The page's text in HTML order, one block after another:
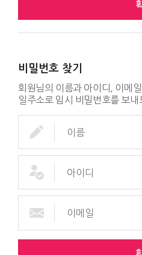
비밀번호 찾기
회원님의 이름과 아이디, 이메
일주소로 임시 비밀번호를 보내